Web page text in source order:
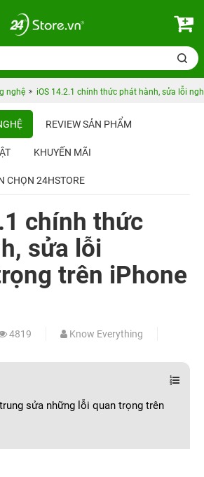
nghệ iOS 14.2.1 chính thức phát hành, sửa lỗi
REVIEW SẢN PHẨM
KHUYẾN MÃI
CHỌN 24HSTORE
chính thức
sửa lỗi
trên iPhone
4819 Know Everything
sửa những lỗi quan trọng trên